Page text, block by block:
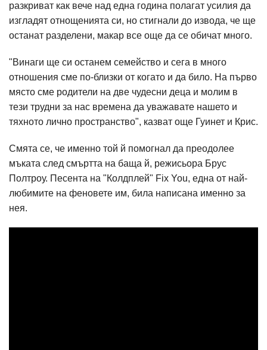
разкриват как вече над една година полагат усилия да
изгладят отнощенията си, но стигнали до извода, че ще
останат разделени, макар все още да се обичат много.
"Винаги ще си останем семейство и сега в много
отношения сме по-близки от когато и да било. На първо
място сме родители на две чудесни деца и молим в
тези трудни за нас времена да уважавате нашето и
тяхното лично пространство", казват още Гуинет и Крис.
Смята се, че именно той й помогнал да преодолее
мъката след смъртта на баща й, режисьора Брус
Полтроу. Песента на "Колдплей" Fix You, една от най-
любимите на феновете им, била написана именно за
нея.